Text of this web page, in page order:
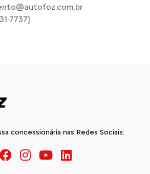
7737]
concessionária nas Redes Sociais: